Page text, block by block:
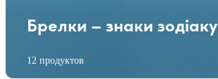
Брелки – знаки зодіаку
12 продуктов